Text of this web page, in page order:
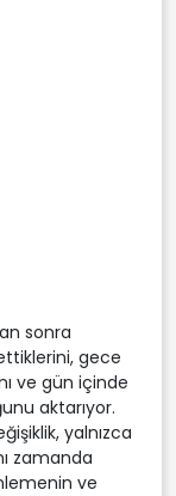
sonra
gece
ve gün içinde
aktarıyor.
yalnızca
zamanda
ve